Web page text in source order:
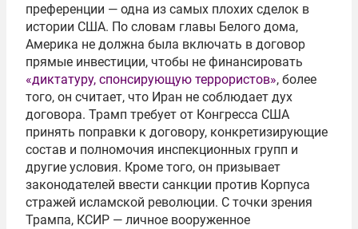
преференции — одна из самых плохих сделок в
истории США. По словам главы Белого дома,
Америка не должна была включать в договор
прямые инвестиции, чтобы не финансировать
«диктатуру, спонсирующую террористов», более
того, он считает, что Иран не соблюдает дух
договора. Трамп требует от Конгресса США
принять поправки к договору, конкретизирующие
состав и полномочия инспекционных групп и
другие условия. Кроме того, он призывает
законодателей ввести санкции против Корпуса
стражей исламской революции. С точки зрения
Трампа, КСИР — личное вооруженное